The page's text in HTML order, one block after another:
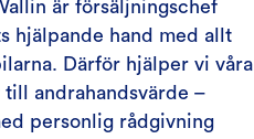
är försäljningschef
hjälpande hand med allt
Därför hjälper vi våra
andrahandsvärde –
personlig rådgivning